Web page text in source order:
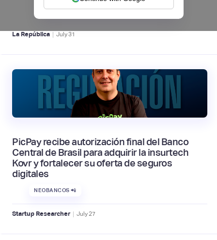
NEOBANCOS 📲
La República | July31
PicPay recibe autorización final del Banco
Central de Brasil para adquirir la insurtech
Kovr y fortalecer su oferta de seguros
digitales
NEOBANCOS 📲
Startup Researcher | July 27